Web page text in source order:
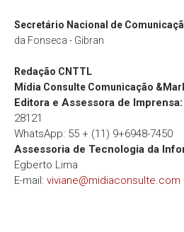
Secretário Nacional de
da Fonseca - Gibran
Redação CNTTL
Mídia Consulte Comunicação
Editora e Assessora de Imprensa:
28121
WhatsApp: 55 + (11) 9+6948-7450
Assessoria de Tecnologia da
Egberto Lima
E-mail: viviane@midiaconsulte.com